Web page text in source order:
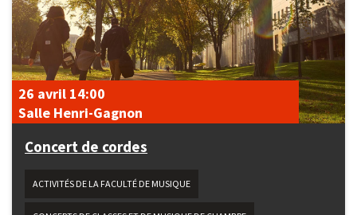
Concert de cordes
26 avril 14:00
Salle Henri-Gagnon
ACTIVITÉS DE LA FACULTÉ DE MUSIQUE